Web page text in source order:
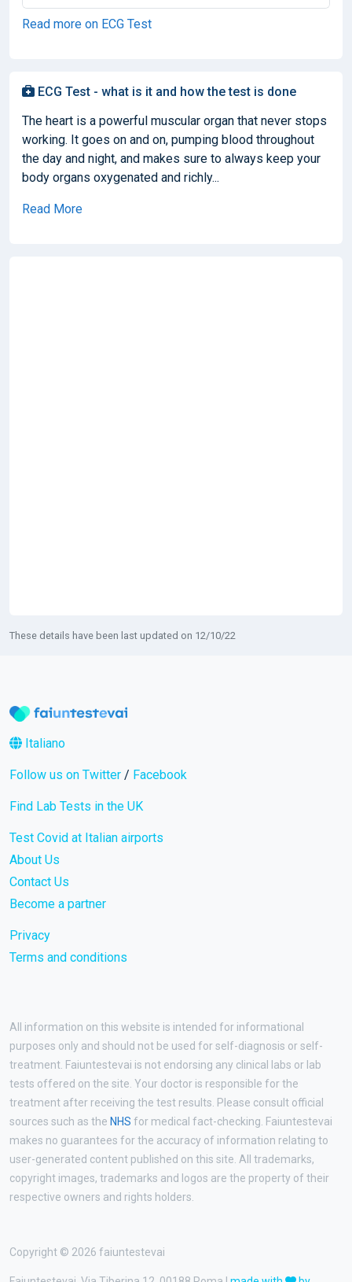
Read more on ECG Test
ECG Test - what is it and how the test is done
The heart is a powerful muscular organ that never stops
working. It goes on and on, pumping blood throughout
the day and night, and makes sure to always keep your
body organs oxygenated and richly...
Read More
These details have been last updated on 12/10/22
Italiano
Follow us on Twitter / Facebook
Find Lab Tests in the UK
Test Covid at Italian airports
About Us
Contact Us
Become a partner
Privacy
Terms and conditions
All information on this website is intended for informational
purposes only and should not be used for self-diagnosis or self-
treatment. Faiuntestevai is not endorsing any clinical labs or lab
tests offered on the site. Your doctor is responsible for the
treatment after receiving the test results. Please consult official
sources such as the NHS for medical fact-checking. Faiuntestevai
makes no guarantees for the accuracy of information relating to
user-generated content published on this site. All trademarks,
copyright images, trademarks and logos are the property of their
respective owners and rights holders.
Copyright © 2026 faiuntestevai